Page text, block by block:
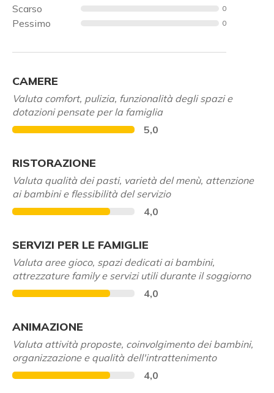
Scarso 0
Pessimo 0
CAMERE
Valuta comfort, pulizia, funzionalità degli spazi e
dotazioni pensate per la famiglia
5,0
RISTORAZIONE
Valuta qualità dei pasti, varietà del menù, attenzione
ai bambini e flessibilità del servizio
4,0
SERVIZI PER LE FAMIGLIE
Valuta aree gioco, spazi dedicati ai bambini,
attrezzature family e servizi utili durante il soggiorno
4,0
ANIMAZIONE
Valuta attività proposte, coinvolgimento dei bambini,
organizzazione e qualità dell'intrattenimento
4,0